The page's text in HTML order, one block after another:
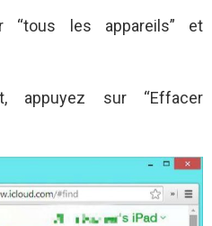
les appareils” et
appuyez sur “Effacer